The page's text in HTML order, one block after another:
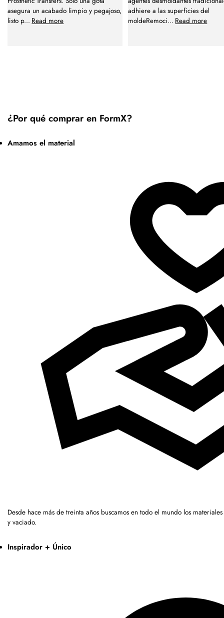
asegura un acabado limpio y pegajoso,
listo p... Read more
adhiere a las superficies del
moldeRemoci... Read more
¿Por qué comprar en FormX?
Amamos el material
Desde hace más de treinta años buscamos en todo el mundo los
y vaciado.
Inspirador + Único